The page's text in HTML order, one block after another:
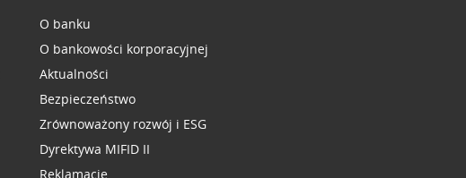
O banku
O bankowości korporacyjnej
Aktualności
Bezpieczeństwo
Zrównoważony rozwój i ESG
Dyrektywa MIFID II
Reklamacje